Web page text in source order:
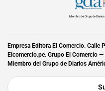
Miembro del Grupo de
Empresa Editora El Comercio.
Elcomercio.pe. Grupo El Comercio
Miembro del Grupo de Diarios